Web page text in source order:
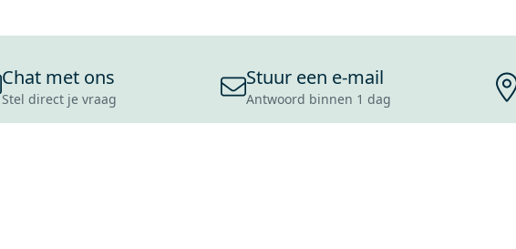
Chat met ons
Stel direct je vraag
Stuur een e-mail
Antwoord binnen 1 dag